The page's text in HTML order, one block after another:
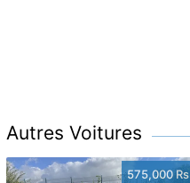
Autres Voitures
575,000 Rs